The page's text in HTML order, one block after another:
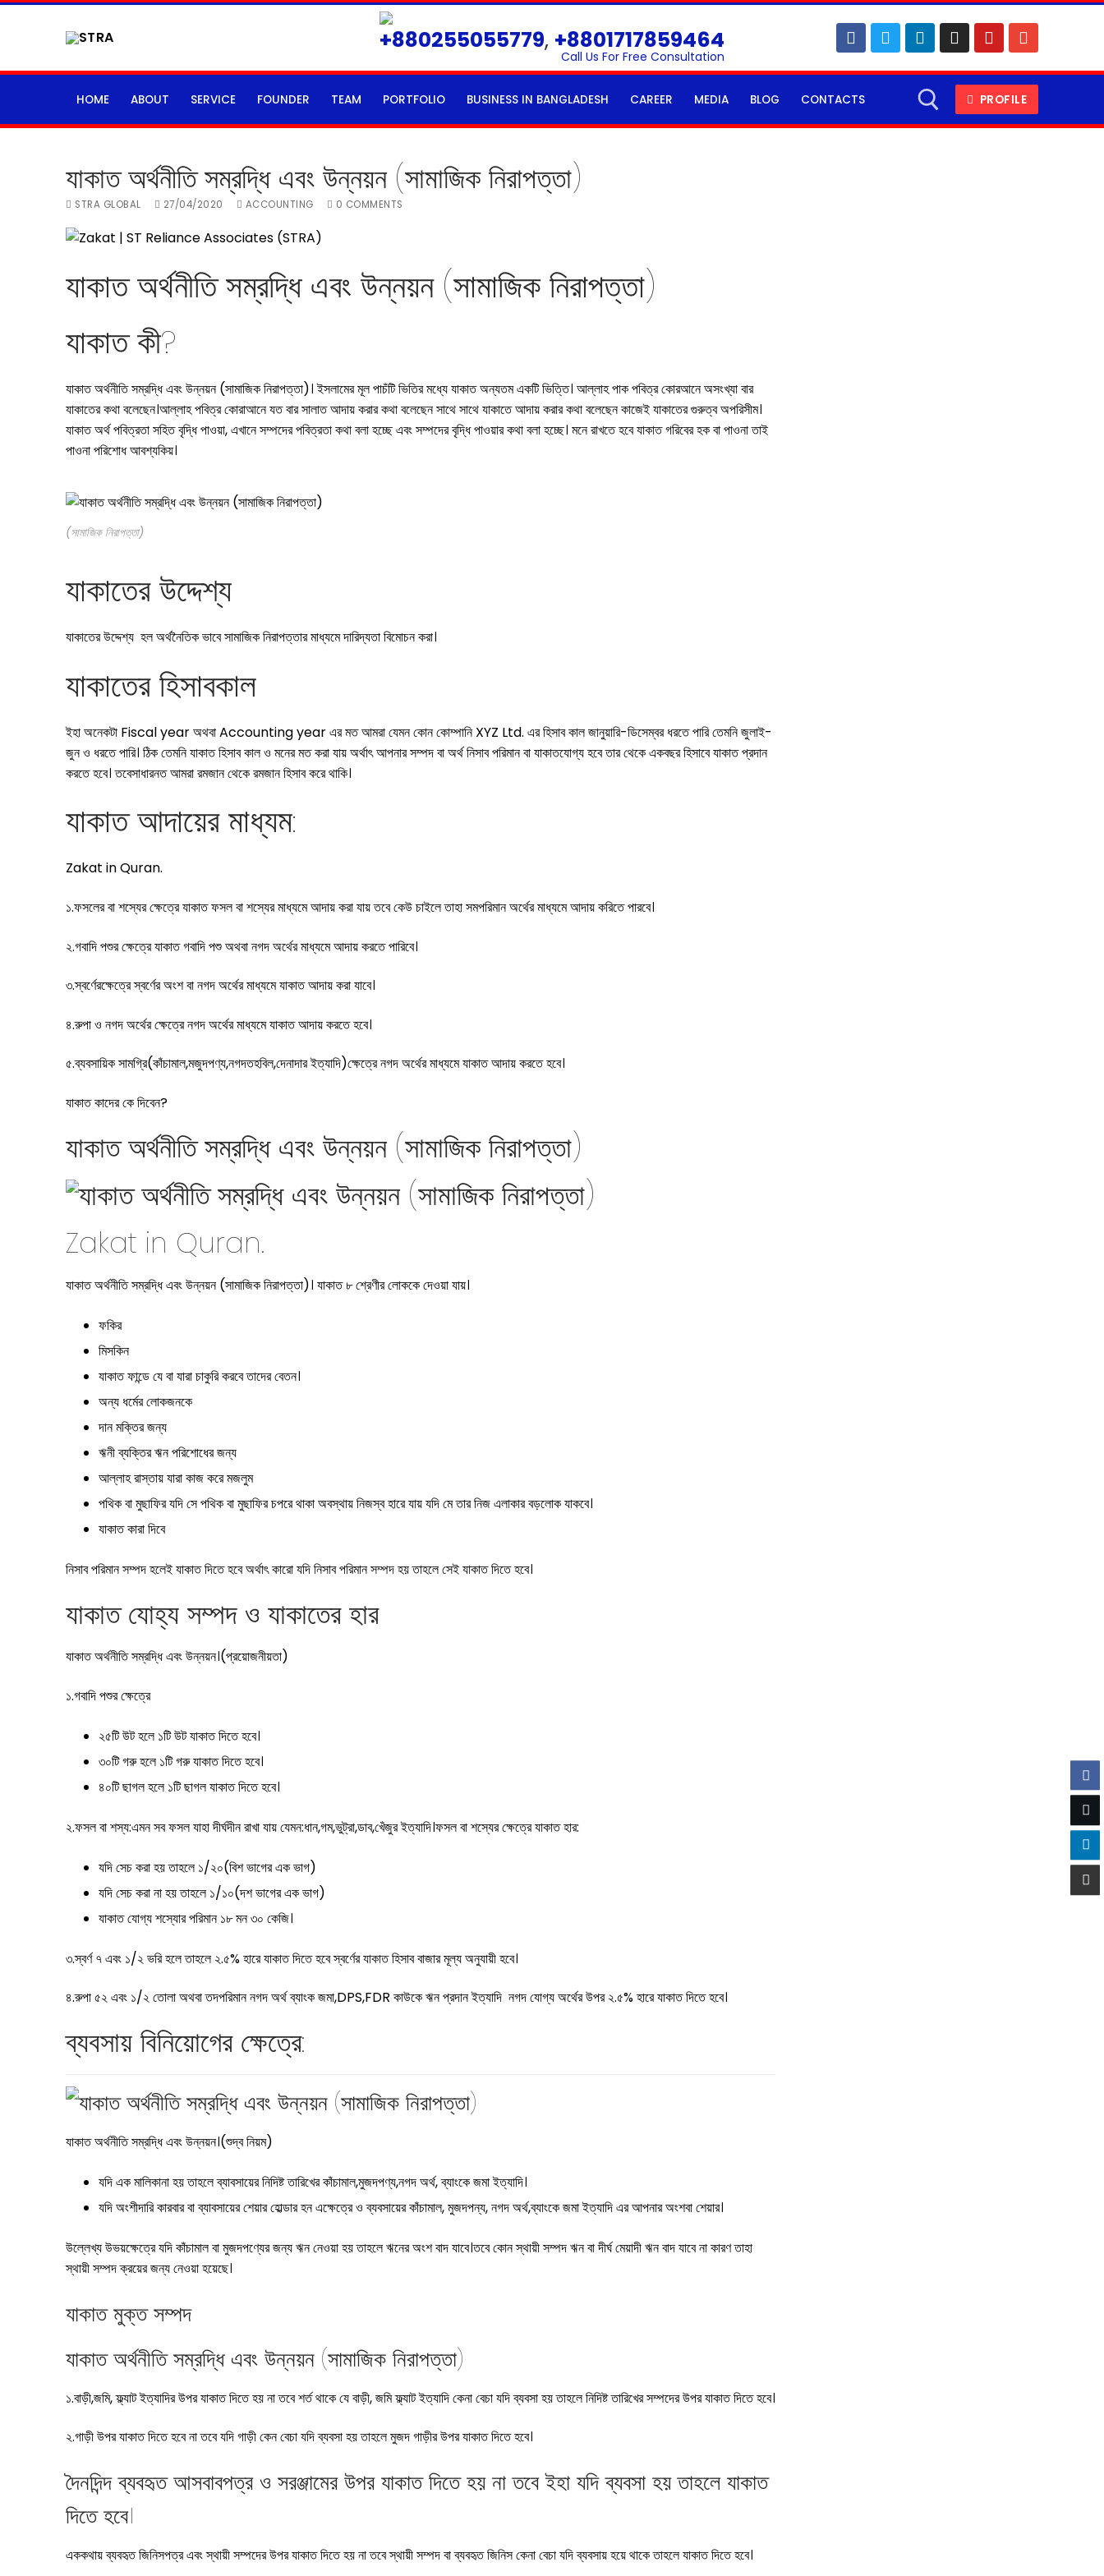
Skip
+880255055779, +8801717859464
Call Us For Free Consultation
HOME ABOUT SERVICE FOUNDER TEAM PORTFOLIO BUSINESS IN BANGLADESH CAREER MEDIA BLOG CONTACTS PROFILE
যাকাত অর্থনীতি সম্রদ্ধি এবং উন্নয়ন (সামাজিক নিরাপত্তা)
STRA GLOBAL 27/04/2020 ACCOUNTING 0 COMMENTS
যাকাত অর্থনীতি সম্রদ্ধি এবং উন্নয়ন (সামাজিক নিরাপত্তা)
যাকাত কী?
যাকাত অর্থনীতি সম্রদ্ধি এবং উন্নয়ন (সামাজিক নিরাপত্তা)। ইসলামের মূল পাচঁটি ভিতির মধ্যে যাকাত অন্যতম একটি ভিত্তি। আল্লাহ পাক পবিত্র কোরআনে অসংখ্যা বার
যাকাতের কথা বলেছেন।আল্লাহ পবিত্র কোরাআনে যত বার সালাত আদায় করার কথা বলেছেন সাথে সাথে যাকাতে আদায় করার কথা বলেছেন কাজেই যাকাতের গুরুত্ব অপরিসীম।
যাকাত অর্থ পবিত্রতা সহিত বৃদ্ধি পাওয়া, এখানে সম্পদের পবিত্রতা কথা বলা হচ্ছে এবং সম্পদের বৃদ্ধি পাওয়ার কথা বলা হচ্ছে। মনে রাখতে হবে যাকাত গরিবের হক বা পাওনা তাই
পাওনা পরিশোধ আবশ্যকিয়।
(সামাজিক নিরাপত্তা)
যাকাতের উদ্দেশ্য
যাকাতের উদ্দেশ্য হল অর্থনৈতিক ভাবে সামাজিক নিরাপত্তার মাধ্যমে দারিদ্যতা বিমোচন করা।
যাকাতের হিসাবকাল
ইহা অনেকটা Fiscal year অথবা Accounting year এর মত আমরা যেমন কোন কোম্পানি XYZ Ltd. এর হিসাব কাল জানুয়ারি-ডিসেম্বর ধরতে পারি তেমনি জুলাই-
জুন ও ধরতে পারি। ঠিক তেমনি যাকাত হিসাব কাল ও মনের মত করা যায় অর্থাৎ আপনার সম্পদ বা অর্থ নিসাব পরিমান বা যাকাতযোগ্য হবে তার থেকে একবছর হিসাবে যাকাত প্রদান
করতে হবে। তবেসাধারনত আমরা রমজান থেকে রমজান হিসাব করে থাকি।
যাকাত আদায়ের মাধ্যম:
Zakat in Quran.
১.ফসলের বা শস্যের ক্ষেত্রে যাকাত ফসল বা শস্যের মাধ্যমে আদায় করা যায় তবে কেউ চাইলে তাহা সমপরিমান অর্থের মাধ্যমে আদায় করিতে পারবে।
২.গবাদি পশুর ক্ষেত্রে যাকাত গবাদি পশু অথবা নগদঅর্থেরমাধ্যমে আদায় করতে পারিবে।
৩.স্বর্ণেরক্ষেত্রে স্বর্ণের অংশ বা নগদ অর্থের মাধ্যমে যাকাত আদায় করা যাবে।
৪.রুপা ও নগদ অর্থের ক্ষেত্রে নগদ অর্থের মাধ্যমে যাকাত আদায় করতে হবে।
৫.ব্যবসায়িক সামগ্রি(কাঁচামাল,মজুদপণ্য,নগদতহবিল,দেনাদার ইত্যাদি)ক্ষেত্রে নগদ অর্থের মাধ্যমে যাকাত আদায় করতে হবে।
যাকাত কাদের কে দিবেন?
যাকাত অর্থনীতি সম্রদ্ধি এবং উন্নয়ন (সামাজিক নিরাপত্তা)
Zakat in Quran.
যাকাত অর্থনীতি সম্রদ্ধি এবং উন্নয়ন (সামাজিক নিরাপত্তা)। যাকাত ৮ শ্রেণীর লোককে দেওয়া যায়।
ফকির
মিসকিন
যাকাত ফান্ডে যে বা যারা চাকুরি করবে তাদের বেতন।
অন্য ধর্মের লোকজনকে
দান মক্তির জন্য
ঋনী ব্যক্তির ঋন পরিশোধের জন্য
আল্লাহ রাস্তায় যারা কাজ করে মজলুম
পথিক বা মুছাফির যদি সে পথিক বা মুছাফির চপরে থাকা অবস্থায় নিজস্ব হারে যায় যদি মে তার নিজ এলাকার বড়লোক যাকবে।
যাকাত কারা দিবে
নিসাব পরিমান সম্পদ হলেই যাকাত দিতে হবে অর্থাৎ কারো যদি নিসাব পরিমানসম্পদহয় তাহলে সেই যাকাত দিতে হবে।
যাকাত যোহ্য সম্পদ ও যাকাতের হার
যাকাত অর্থনীতি সম্রদ্ধি এবং উন্নয়ন।(প্রয়োজনীয়তা)
১.গবাদি পশুর ক্ষেত্রে
২৫টি উট হলে ১টি উট যাকাত দিতে হবে।
৩০টি গরু হলে ১টি গরু যাকাত দিতে হবে।
৪০টি ছাগল হলে ১টি ছাগল যাকাত দিতে হবে।
২.ফসল বা শস্য:এমন সব ফসল যাহা দীর্ঘদীন রাখা যায় যেমন:ধান,গম,ভুট্রা,ডাব,খেঁজুর ইত্যাদি।ফসল বা শস্যের ক্ষেত্রে যাকাত হার:
যদি সেচ করা হয় তাহলে ১/২০(বিশ ভাগের এক ভাগ)
যদি সেচ করা না হয় তাহলে ১/১০(দশ ভাগের এক ভাগ)
যাকাত যোগ্য শস্যোর পরিমান ১৮ মন ৩০ কেজি।
৩.স্বর্ণ ৭ এবং ১/২ ভরি হলে তাহলে ২.৫% হারে যাকাত দিতে হবে স্বর্ণেরযাকাতহিসাব বাজার মূল্য অনুযায়ী হবে।
৪.রুপা ৫২ এবং ১/২ তোলা অথবা তদপরিমান নগদ অর্থ ব্যাংক জমা,DPS,FDR কাউকে ঋন প্রদান ইত্যাদি নগদ যোগ্য অর্থের উপর ২.৫% হারে যাকাত দিতে হবে।
ব্যবসায় বিনিয়োগের ক্ষেত্রে:
যাকাত অর্থনীতি সম্রদ্ধি এবং উন্নয়ন।(শুদ্ব নিয়ম)
যদি এক মালিকানা হয় তাহলে ব্যাবসায়ের নিদিষ্ট তারিখের কাঁচামাল,মুজদপণ্য,নগদ অর্থ, ব্যাংকে জমা ইত্যাদি।
যদি অংশীদারি কারবার বা ব্যাবসায়ের শেয়ার হোল্ডার হন এক্ষেত্রে ও ব্যবসায়ের কাঁচামাল, মুজদপন্য, নগদ অর্থ,ব্যাংকে জমা ইত্যাদি এর আপনার অংশবা শেয়ার।
উল্লেখ্য উভয়ক্ষেত্রে যদি কাঁচামাল বা মুজদপণ্যের জন্য ঋন নেওয়া হয় তাহলে ঋনের অংশ বাদ যাবে।তবে কোন স্থায়ী সম্পদ ঋন বা দীর্ঘ মেয়াদী ঋন বাদ যাবে না কারণ তাহা
স্থায়ী সম্পদ ক্রয়ের জন্য নেওয়া হয়েছে।
যাকাত মুক্ত সম্পদ
যাকাত অর্থনীতি সম্রদ্ধি এবং উন্নয়ন (সামাজিক নিরাপত্তা)
১.বাড়ী,জমি, ফ্ল্যাট ইত্যাদির উপর যাকাত দিতে হয় না তবে শর্ত থাকে যে বাড়ী, জমি ফ্ল্যাট ইত্যাদি কেনা বেচা যদি ব্যবসা হয় তাহলে নিদিষ্ট তারিখের সম্পদের উপর যাকাত দিতে হবে।
২.গাড়ী উপর যাকাত দিতে হবে না তবে যদি গাড়ী কেন বেচা যদি ব্যবসা হয় তাহলে মুজদ গাড়ীর উপর যাকাত দিতে হবে।
দৈনদিন্দ ব্যবহৃত আসবাবপত্র ও সরঞ্জামের উপর যাকাত দিতে হয় না তবে ইহা যদি ব্যবসা হয় তাহলে যাকাত
দিতে হবে।
এককথায় ব্যবহৃত জিনিসপত্র এবং স্থায়ী সম্পদের উপর যাকাত দিতে হয় না তবে স্থায়ী সম্পদ বা ব্যবহৃত জিনিস কেনা বেচা যদি ব্যবসায় হয়ে থাকে তাহলে যাকাত দিতে হবে।